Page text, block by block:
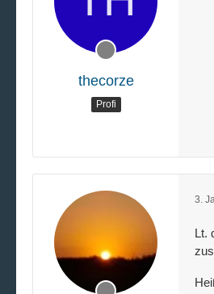
thecorze
Profi
3.
Lt.